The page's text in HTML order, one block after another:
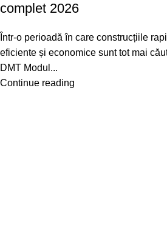
complet 2026
Într-o perioadă în care construcțiile
eficiente și economice sunt tot mai
DMT Modul...
Continue reading